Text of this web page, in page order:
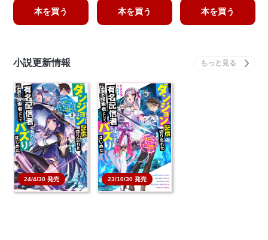
本を買う 本を買う 本を買う
小説更新情報
24/4/30 発売 23/10/30 発売